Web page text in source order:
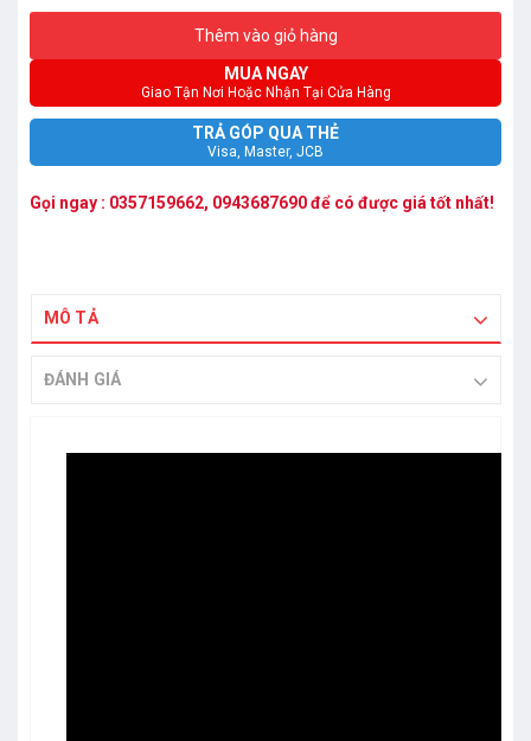
Thêm vào giỏ hàng
MUA NGAY
Giao Tận Nơi Hoặc Nhận Tại Cửa Hàng
TRẢ GÓP QUA THẺ
Visa, Master, JCB
Gọi ngay : 0357159662, 0943687690để có được giá tốt nhất!
MÔ TẢ
ĐÁNH GIÁ